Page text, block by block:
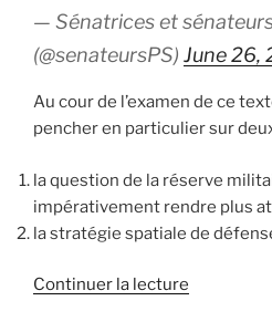
— Sénatrices et
(@senateursPS) June 26,
Au cour de l’examen de ce
pencher en particulier sur
la question de la réserve
impérativement rendre plus
la stratégie spatiale de
Continuer la lecture